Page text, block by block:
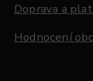
Doprava a
Hodnocení